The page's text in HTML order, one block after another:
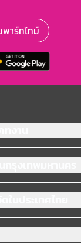
พาร์ทไทม์
งาน
รุงเทพมหานคร
นประเทศไทย